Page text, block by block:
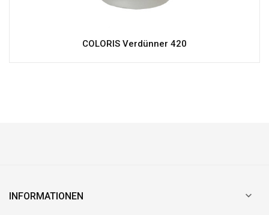
COLORIS Verdünner 420
INFORMATIONEN 